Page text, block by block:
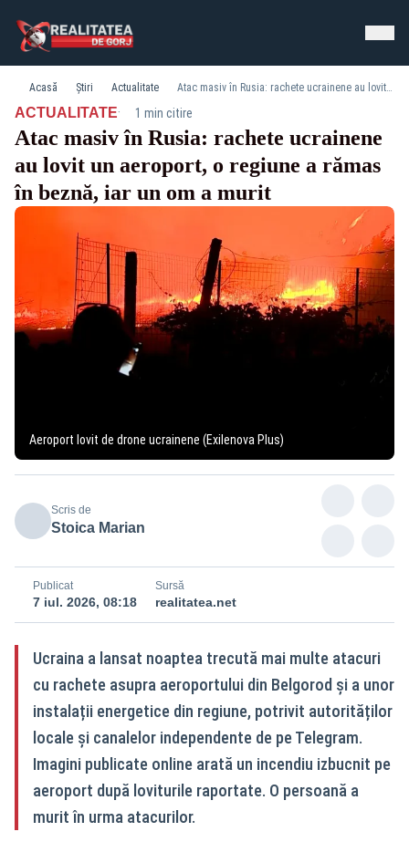
Acasă Știri Actualitate Atac masiv în Rusia: rachete ucrainene au lovit un aeroport, o regiune a rămas în beznă, iar un om a murit
ACTUALITATE· 1 min citire
Atac masiv în Rusia: rachete ucrainene
au lovit un aeroport, o regiune a rămas
în beznă, iar un om a murit
Aeroport lovit de drone ucrainene (Exilenova Plus)
Scris de
Stoica Marian
Publicat
7 iul. 2026, 08:18
Sursă
realitatea.net
Ucraina a lansat noaptea trecută mai multe atacuri
cu rachete asupra aeroportului din Belgorod și a unor
instalații energetice din regiune, potrivit autorităților
locale și canalelor independente de pe Telegram.
Imagini publicate online arată un incendiu izbucnit pe
aeroport după loviturile raportate. O persoană a
murit în urma atacurilor.